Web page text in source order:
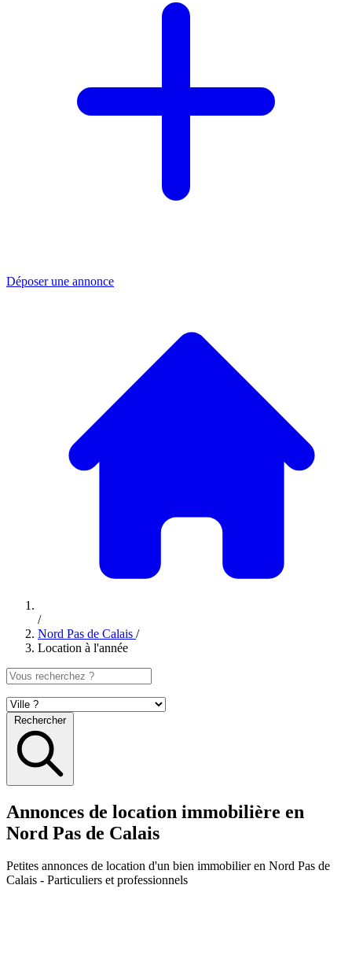
Déposer une annonce
/
Nord Pas de Calais /
Location à l'année
Rechercher
Annonces de location immobilière en
Nord Pas de Calais
Petites annonces de location d'un bien immobilier en Nord Pas de
Calais - Particuliers et professionnels